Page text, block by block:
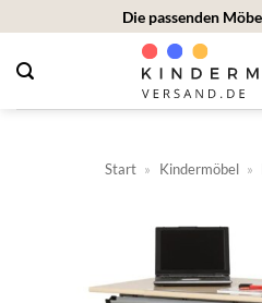
springen
Die passenden
Start » Kindermöbel »